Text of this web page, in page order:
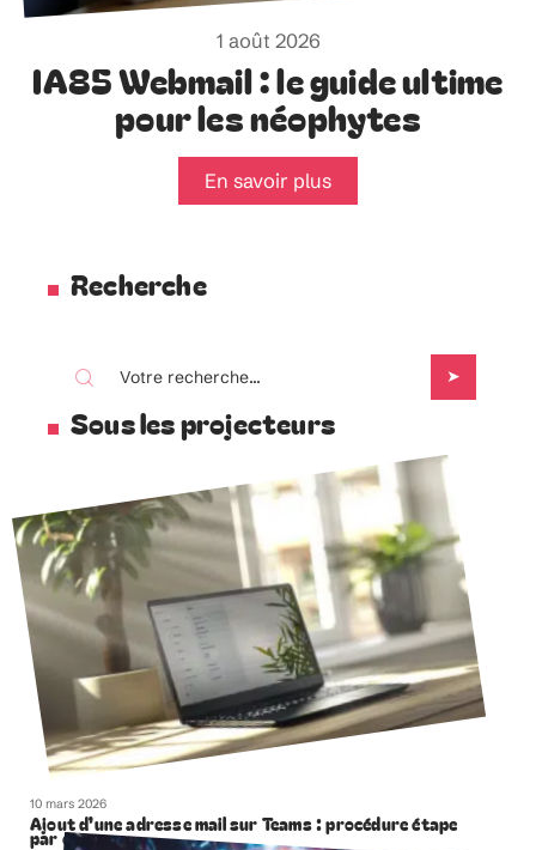
1 août 2026
IA85 Webmail : le guide ultime
pour les néophytes
En savoir plus
Recherche
Sous les projecteurs
10 mars 2026
Ajout d’une adresse mail sur Teams : procédure étape
par étape